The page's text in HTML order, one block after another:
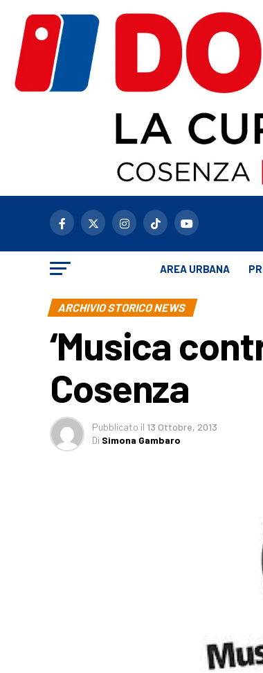
AREA URBANA
ARCHIVIO STORICO NEWS
‘Musica
Cosenza
Pubblicato il 13 Ottobre, 2013
Di Simona Gambaro